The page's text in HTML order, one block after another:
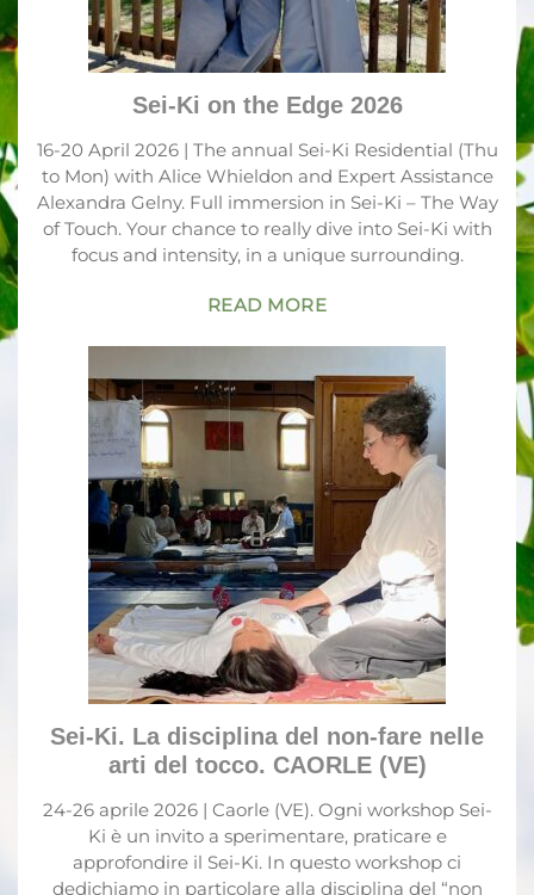
Sei-Ki on the Edge 2026
16-20 April 2026 | The annual Sei-Ki Residential (Thu
to Mon) with Alice Whieldon and Expert Assistance
Alexandra Gelny. Full immersion in Sei-Ki – The Way
of Touch. Your chance to really dive into Sei-Ki with
focus and intensity, in a unique surrounding.
READ MORE
Sei-Ki. La disciplina del non-
fare nelle arti del tocco.
CAORLE (VE)
24-26 aprile / Caorle / Italiano / Sei-Ki
Sei-Ki. La disciplina del non-fare nelle
arti del tocco. CAORLE (VE)
24-26 aprile 2026 | Caorle (VE). Ogni workshop Sei-
Ki è un invito a sperimentare, praticare e
approfondire il Sei-Ki. In questo workshop ci
dedichiamo in particolare alla disciplina del “non